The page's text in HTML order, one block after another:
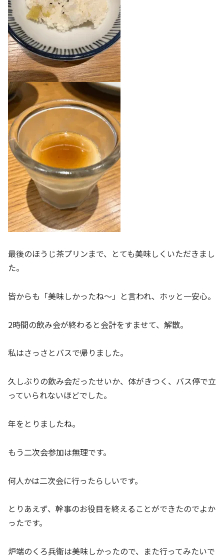
最後のほうじ茶プリンまで、とても美味しくいただきまし
た。
皆からも「美味しかったね～」と言われ、ホッと一安心。
2時間の飲み会が終わると会計をすませて、解散。
私はさっさとバスで帰りました。
久しぶりの飲み会だったせいか、体がきつく、バス停で立
っていられないほどでした。
年をとりましたね。
もう二次会参加は無理です。
何人かは二次会に行ったらしいです。
とりあえず、幹事のお役目を終えることができたのでよか
ったです。
炉端のくろ兵衛は美味しかったので、また行ってみたいで